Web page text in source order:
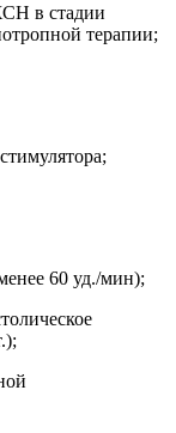
в стадии
терапии;
60 уд./мин);